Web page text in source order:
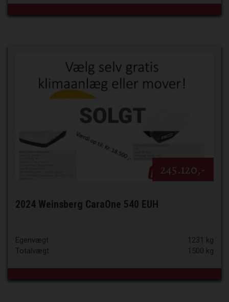
245.120,-
2024 Weinsberg CaraOne 540 EUH
Egenvægt
1231 kg
Totalvægt
1500 kg